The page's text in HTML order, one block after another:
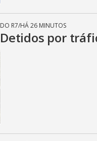
DO R7/HÁ 26 MINUTOS
Detidos por